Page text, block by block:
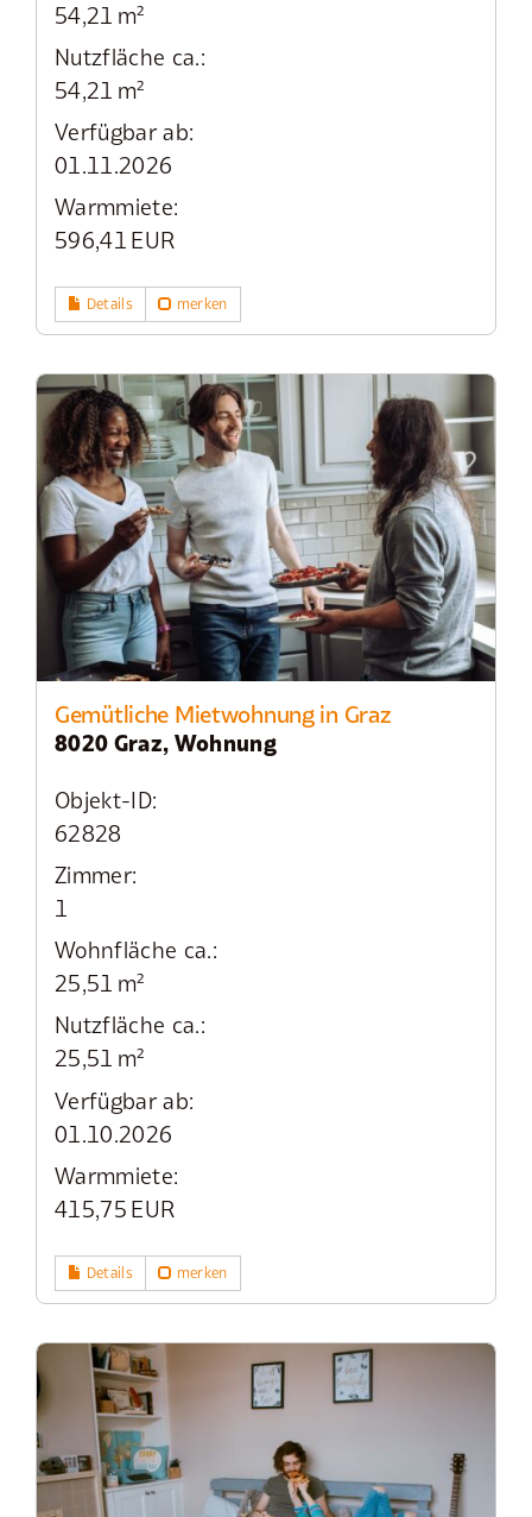
54,21 m²
Nutzfläche ca.:
54,21 m²
Verfügbar ab:
01.11.2026
Warmmiete:
596,41 EUR
Details merken
Gemütliche Mietwohnung in Graz
8020 Graz, Wohnung
Objekt-ID:
62828
Zimmer:
1
Wohnfläche ca.:
25,51 m²
Nutzfläche ca.:
25,51 m²
Verfügbar ab:
01.10.2026
Warmmiete:
415,75 EUR
Details merken